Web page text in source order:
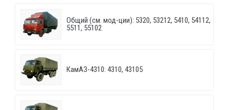
Общий (см. мод-ции): 5320, 53212, 5410, 54112,
5511, 55102
КамАЗ-4310: 4310, 43105